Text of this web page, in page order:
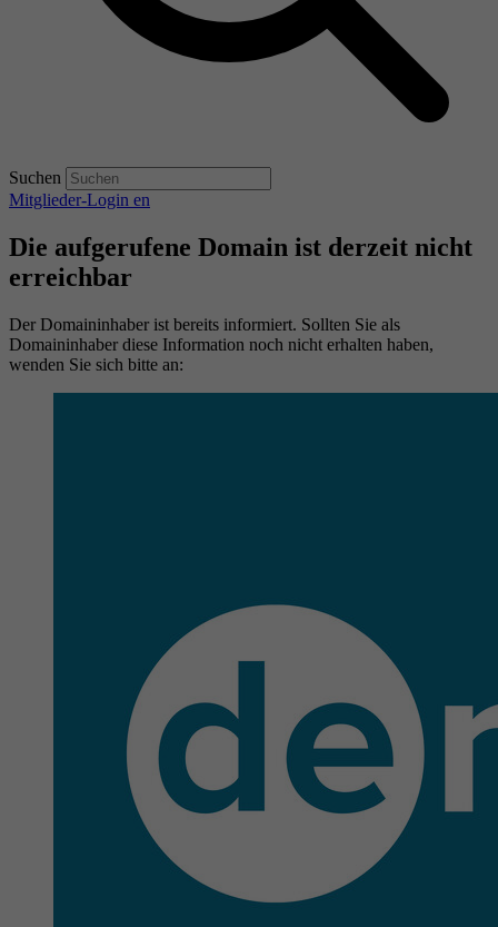
Suchen
Mitglieder-Login en
Die aufgerufene Domain ist derzeit nicht
erreichbar
Der Domaininhaber ist bereits informiert. Sollten Sie als
Domaininhaber diese Information noch nicht erhalten haben,
wenden Sie sich bitte an: